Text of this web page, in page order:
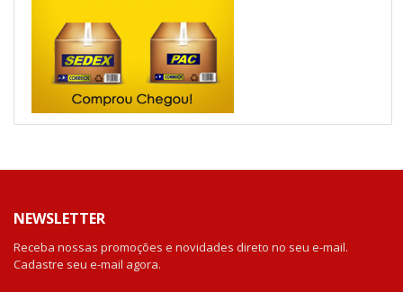
NEWSLETTER
Receba nossas promoções e novidades direto no seu e-mail.
Cadastre seu e-mail agora.